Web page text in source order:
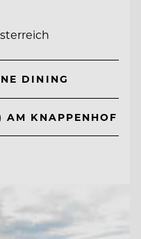
DINING
KNAPPENHOF